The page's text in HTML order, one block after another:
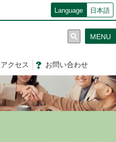
Language 日本語
アクセス お問い合わせ
MENU